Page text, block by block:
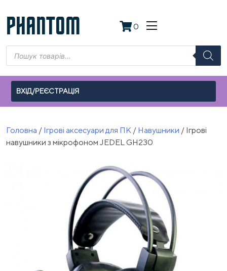
to
content
PHANTOM 0
Пошук
товарів
ВХІД/РЕЄСТРАЦІЯ
Головна / Ігрові аксесуари для ПК / Навушники / Ігрові
навушники з мікрофоном JEDEL GH230